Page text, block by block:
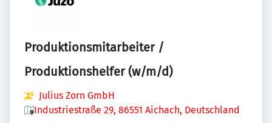
Produktionsmitarbeiter /
Produktionshelfer (w/m/d)
Julius Zorn GmbH
Industriestraße 29, 86551 Aichach, Deutschland